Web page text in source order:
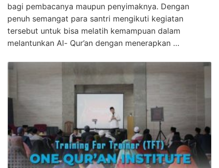
bagi pembacanya maupun penyimaknya. Dengan
penuh semangat para santri mengikuti kegiatan
tersebut untuk bisa melatih kemampuan dalam
melantunkan Al- Qur’an dengan menerapkan …